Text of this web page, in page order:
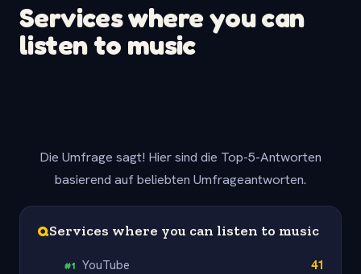
Services where you can
listen to music
Die Umfrage sagt! Hier sind die Top-5-Antworten
basierend auf beliebten Umfrageantworten.
QServices where you can listen to music
#1 YouTube 41